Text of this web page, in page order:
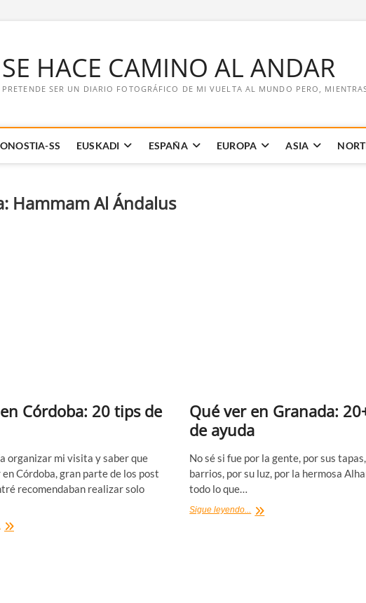
SE HACE CAMINO AL ANDAR
PRETENDE SER UN DIARIO FOTOGRÁFICO DE MI VUELTA AL MUNDO PERO,
SS EUSKADI ESPAÑA EUROPA ASIA
Hammam Al Ándalus
Córdoba: 20 tips de
organizar mi visita y saber que
Córdoba, gran parte de los post
recomendaban realizar solo
Qué
Qué ver en Granada:
de ayuda
No sé si fue por la gente, por sus
barrios, por su luz, por la hermosa
todo lo que…
Sigue leyendo... Qué